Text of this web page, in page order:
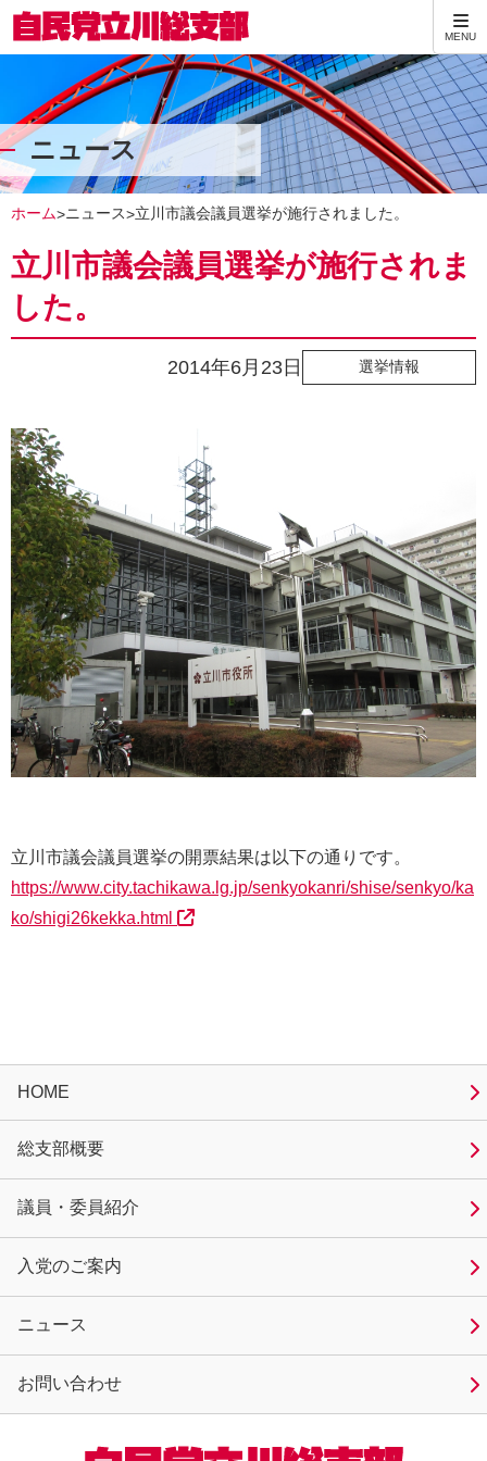
ニュース
ホーム>ニュース>立川市議会議員選挙が施行されました。
立川市議会議員選挙が施行されま
した。
2014年6月23日 選挙情報
立川市議会議員選挙の開票結果は以下の通りです。
https://www.city.tachikawa.lg.jp/senkyokanri/shise/senkyo/ka
ko/shigi26kekka.html
HOME
総支部概要
議員・委員紹介
入党のご案内
ニュース
お問い合わせ
MENU